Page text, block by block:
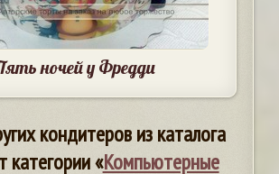
ночей у Фредди
кондитеров из каталога
категории «Компьютерные